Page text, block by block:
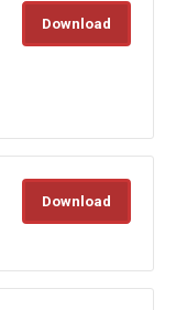
Download
Download